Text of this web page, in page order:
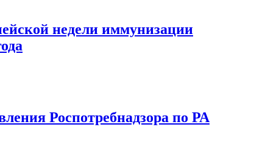
недели иммунизации
Роспотребнадзора по РА